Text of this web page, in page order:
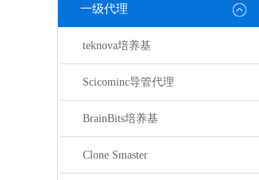
一级代理
teknova培养基
Scicominc导管代理
BrainBits培养基
Clone Smaster